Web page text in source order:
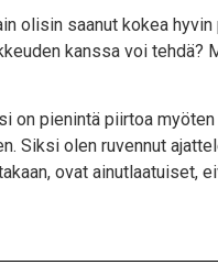
oli­sin saa­nut kokea
kans­sa voi
on pie­nin­tä piir­toa
Sik­si olen ruven­nut
ovat ainut­laa­tui­set,